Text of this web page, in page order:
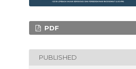
PDF
PUBLISHED